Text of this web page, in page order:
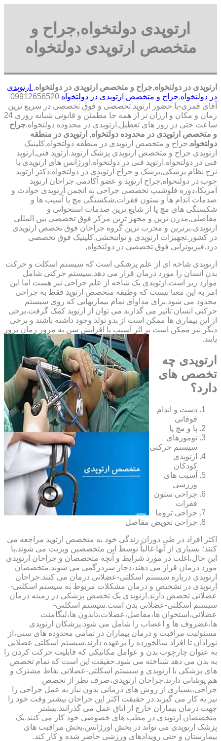
ارتوپدی دولتخواه,جراح و
متخصص ارتوپدی دولتخواه
ارتوپدی در دولتخواه,جراح و متخصص ارتوپدی در دولتخواه, ارتوپدی
در دولتخواه,جراح و متخصص ارتوپدی در دولتخواه 09912656520
آقای قمری-با حضور ارتوپد تخصصی و فوق تخصصی در سریع ترین
زمان و مکان و ارزان تر از همه جا مطمئن و قانونی شبانه روزی 24
ساعت حتی در روز های تعطیل,ارتوپدی در محدوده دولتخواه,جراح
و متخصص ارتوپدی در محدوده دولتخواه, ارتوپدی در منطقه
دولتخواه,جراح و متخصص ارتوپدی در منطقه دولتخواه,کلینیک
ارتوپدی جراح و متخصص ارتوپدی پزشک ارتوپد,ارتوپد فنی,ارتوپد
فنی در دولتخواه,ارتوپد فنی در دولتخواه,اورژانس های ارتوپدی با
نرخ نظام پزشکی,پزشک و جراح ارتوپدی در دولتخواه,دکتر ارتوپد
خوب در دولتخواه,جراح ارتوپد و عضو آکادمی جراحان ارتوپد
آمریکا،دوره فلوشیپ تخصصی جراحی به انجمن ارتوپدی حوادث و
صدمات اندام ها و ستون فقرات,شکستگی مچ پا آسیب ها و
شکستگی های مچ پا از شایع ترین صدمات استخوانی و
مفاصلی,مدرن ترین و مجهز ترین مرکز فوق تخصصی بین المللی
ارتوپدی.برترین ‏و ‏مجرب ‏ترین ‏گروه ‏جراحان ‏فوق ‏تخصص ‏ارتوپدی
‏در ‏کشور.تجهیزات ارتوپدی و توانبخشی.کلینیک فوق تخصصی
درد.فیزیوتراپی فوق تخصصی در دولتخواه,
ارتوپدی شاخه ای از علم پزشکی است که سیستم اسکلت و حرکت
بدن انسان را مورد درمان قرار می دهد.سیستم حرکتی شامل
موارد زیر است.ارتوپدی یک شاخه از علم جراحی نیز هست اما این
امر به این معنا نیست که وظیفه متخصص ارتوپد فقط به جراحی
محدود می شود.برای مداوای تمام بیماریهایی که روی سیستم
حرکتی انسان تاثیر می گذارند می توان از ارتوپد کمک گرفت.برخی
از این بیماری ها ممکن است از بدو تولد وجود داشته باشند و برخی
دیگر نیز ممکن است بر اثر آسیب یا افزایش سن به مرور زمان بروز
یابند.
ارتوپدی چه
تخصص های
دارد؟
دست و اندام
فوقانی
پا و مچ پا
تومورهای
سیستم حرکتی
ارتوپدی
کودکان
آسیب های
ورزشی
جراحی ستون
فقرات
جراحی تروما
جراحی تعویض مفاصل
اکثر افراد در طی دوران زندگی خود به متخصص ارتوپد مراجعه می
کنند؛ بسیاری از آنها غالباً توسط این متخصصین ویزیت می شوند.با
این حال،اغلب در مورد شرایط و آنچه متخصصان و جراحان ارتوپدی
مورد درمان قرار می دهند،دچار سردرگمی می شوند.متخصصان
ارتوپدی درباره سیستم اسکلتی-عضلانی درمان می کنند.جراحان
ارتوپدی در تشخیص و درمان مشکلات مربوط به سیستم اسکلتی-
عضلانی تخصص دارند.ارتوپدی یک تخصص پزشکی در زمینه درمان
سیستم اسکلتی-عضلانی بدن است.سیستم اسکلتی-
عضلانی،استخوان ها،مفاصل،عضلات،تاندون ها،لیگامنت
ها،غضروف ها و اعصاب را شامل می شود.پزشکان ارتوپدی
مسئولیت مراقبت و درمان بیماران در تمامی محدوده های سنی،از
نوزادان تا افراد سالخورده را برعهده دارند.سیستم اسکلتی عضلانی
به عنوان چارچوب بدن و عوامل مکانیکی که قابلیت حرکت کردن را
به بدن می دهد شناخته می شود.حقیقت این است که تمام تخصص
های پزشکی با ارتوپدی و سیستم اسکلتی-عضلانی نقاط مشترک و
هم پوشانی دارند.جراحان ارتوپدی،صرف نظر از تخصص
جراحی،بسیاری از روش های درمانی بدون نیاز به عمل جراحی را
نیز به کار می گیرند.در حقیقت اکثر این جراحان بیشتر وقت خود را
جهت درمان بیماران خارج از اتاق عمل می گذرانند.بیشتر
متخصصان ارتوپدی در مطب های خصوصی خود کار می کنند.یک
پزشک ارتوپدی می تواند در بخش اورژانس،بخش مراقبت های
بیمارستان و حتی رویدادهای ورزشی حاضر شده و کار کند.